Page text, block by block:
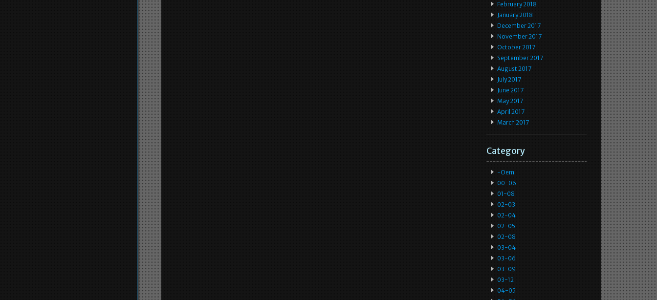
February 2018
January 2018
December 2017
November 2017
October 2017
September 2017
August 2017
July 2017
June 2017
May 2017
April 2017
March 2017
Category
-oem
00-06
01-08
02-03
02-04
02-05
02-08
03-04
03-06
03-09
03-12
04-05